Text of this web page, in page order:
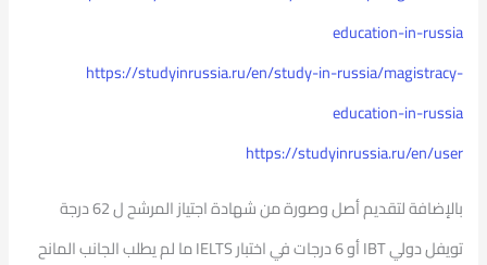
education-in-russia
https://studyinrussia.ru/en/study-in-russia/magistracy-
education-in-russia
https://studyinrussia.ru/en/user
بالإضافة لتقديم أصل وصورة من شهادة اجتياز المرشح ل 62 درجة
تويفل دولي IBT أو 6 درجات في اختبار IELTS ما لم يطلب الجانب المانح